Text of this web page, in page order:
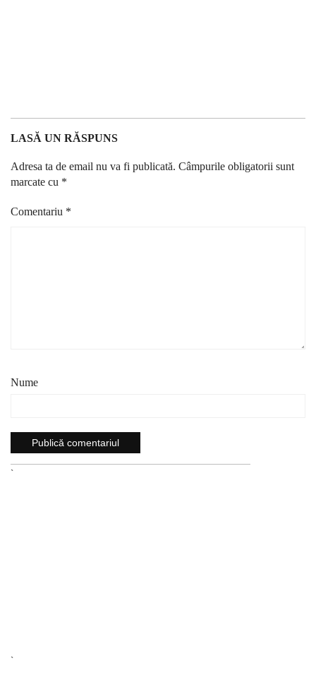
LASĂ UN RĂSPUNS
Adresa ta de email nu va fi publicată. Câmpurile obligatorii sunt
marcate cu *
Comentariu *
Nume
`
`